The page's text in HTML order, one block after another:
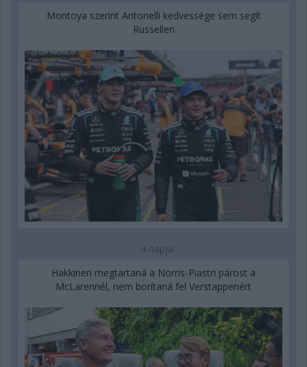
Montoya szerint Antonelli kedvessége sem segít
Russellen
4 napja
Hakkinen megtartaná a Norris-Piastri párost a
McLarennél, nem borítaná fel Verstappenért